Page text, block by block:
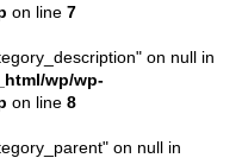
on line 7
on null in
wp/wp-
on line 8
on null in